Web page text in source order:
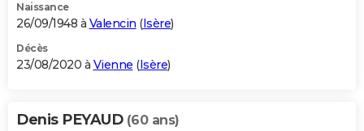
Naissance
26/09/1948 à Valencin (Isère)
Décès
23/08/2020 à Vienne (Isère)
Denis PEYAUD (60 ans)